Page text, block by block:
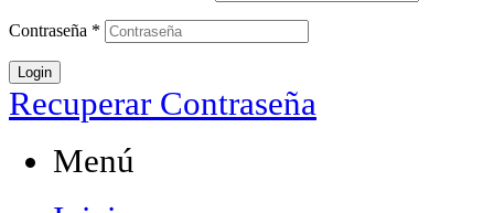
Contraseña *
Login
Recuperar Contraseña
Menú